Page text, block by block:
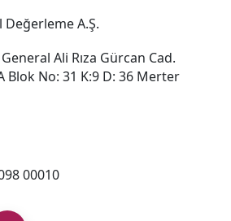
A.Ş.
Ali Rıza Gürcan Cad.
Blok No: 31 K:9 D: 36 Merter
00010